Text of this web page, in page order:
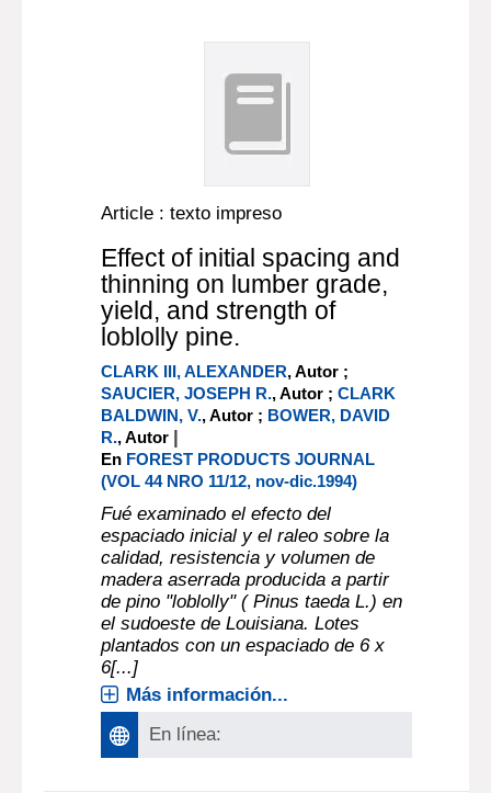
Article : texto impreso
Effect of initial spacing and
thinning on lumber grade,
yield, and strength of
loblolly pine.
CLARK III, ALEXANDER, Autor ;
SAUCIER, JOSEPH R., Autor ;CLARK
BALDWIN, V., Autor ; BOWER, DAVID
R., Autor |
En FOREST PRODUCTS JOURNAL
(VOL 44 NRO 11/12, nov-dic.1994)
Fué examinado el efecto del
espaciado inicial y el raleo sobre la
calidad, resistencia y volumen de
madera aserrada producida a partir
de pino "loblolly" ( Pinus taeda L.) en
el sudoeste de Louisiana. Lotes
plantados con un espaciado de 6 x
6[...]
Más información...
En línea: